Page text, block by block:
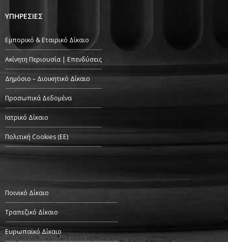
ΥΠΗΡΕΣΙΕΣ
Εμπορικό & Εταιρικό Δίκαιο
Ακίνητη Περιουσία | Επενδύσεις
Δημόσιο – Διοικητικό Δίκαιο
Προσωπικά Δεδομένα
Ιατρικό Δίκαιο
Πολιτική Cookies (ΕΕ)
Ποινικό Δίκαιο
Τραπεζικό Δίκαιο
Ευρωπαϊκό Δίκαιο